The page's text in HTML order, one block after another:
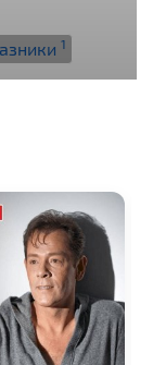
1